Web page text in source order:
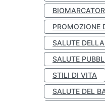
PROMOZIONE
SALUTE
SALUTE
STILI DI VITA
SALUTE DEL